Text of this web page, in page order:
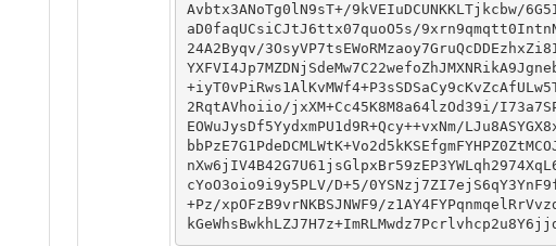
Avbtx3ANoTg0lN9sT+/9kVEIuDCUNKKLTjkcbw/
aD0faqUCsiCJtJ6ttx07quoO5s/
24A2Byqv/
2RqtAVhoiio/jxXM+Cc45K8M8a64lzOd39i/
EOWuJysDf5YydxmPU1d9R+Qcy++vxNm/
cYoO3oio9i9y5PLV/D+5/
+Pz/xpOFzB9vrNKBSJNWF9/